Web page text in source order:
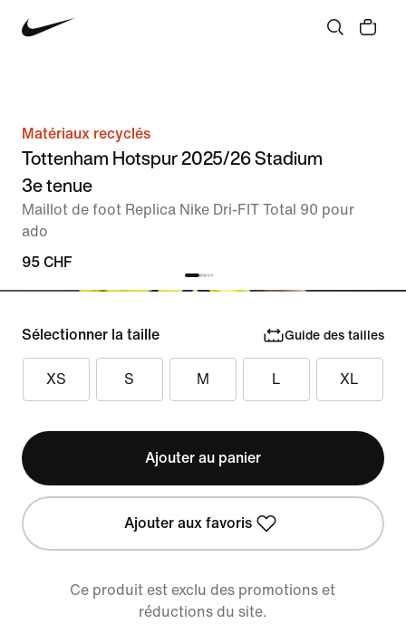
Matériaux recyclés
Tottenham Hotspur 2025/26 Stadium
3e tenue
Maillot de foot Replica Nike Dri-FIT Total 90 pour
ado
95 CHF
Sélectionner la taille Guide des tailles
XS S M L XL
Ajouter au panier
Ajouter aux favoris
Ce produit est exclu des promotions et
réductions du site.